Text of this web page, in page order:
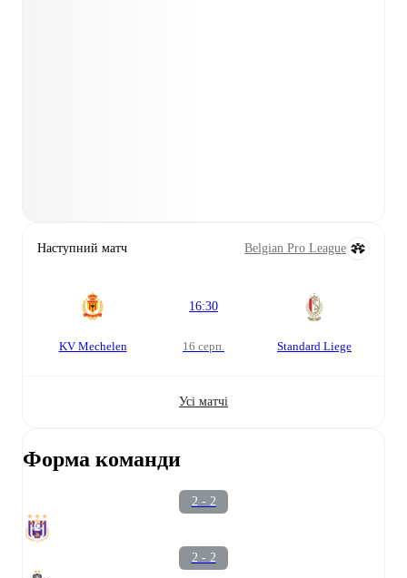
Наступний матч Belgian Pro League
KV Mechelen
16:30
16 серп. Standard Liege
Усі матчі
Форма команди
2 - 2
2 - 2